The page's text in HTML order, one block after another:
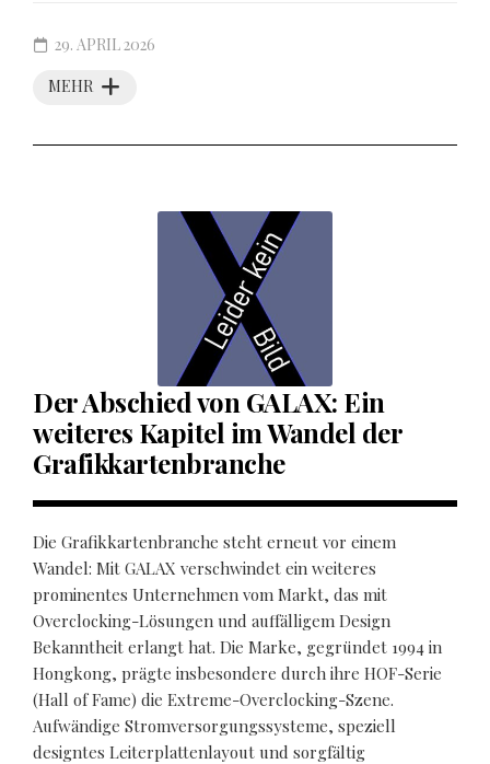
MEHR
29. APRIL 2026
Der Abschied von GALAX: Ein
weiteres Kapitel im Wandel der
Grafikkartenbranche
Die Grafikkartenbranche steht erneut vor einem
Wandel: Mit GALAX verschwindet ein weiteres
prominentes Unternehmen vom Markt, das mit
Overclocking-Lösungen und auffälligem Design
Bekanntheit erlangt hat. Die Marke, gegründet 1994 in
Hongkong, prägte insbesondere durch ihre HOF-Serie
(Hall of Fame) die Extreme-Overclocking-Szene.
Aufwändige Stromversorgungssysteme, speziell
designtes Leiterplattenlayout und sorgfältig